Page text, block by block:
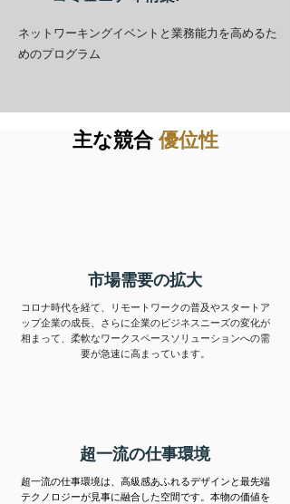
ネットワーキングイベントと業務能力を高めるた
めのプログラム
主な競合 優位性
市場需要の拡大
コロナ時代を経て、リモートワークの普及やスタートア
ップ企業の成長、さらに企業のビジネスニーズの変化が
相まって、柔軟なワークスペースソリューションへの需
要が急速に高まっています。
超一流の仕事環境
超一流の仕事環境は、高級感あふれるデザインと最先端
テクノロジーが見事に融合した空間です。本物の価値を